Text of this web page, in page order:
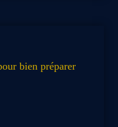
bien préparer